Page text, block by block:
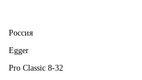
Россия
Egger
Pro Classic 8-32